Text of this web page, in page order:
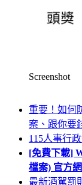
Screenshot
重要！如何
案、跟你要
115人事行
[免費下載]
檔案) 官方
最新酒駕罰